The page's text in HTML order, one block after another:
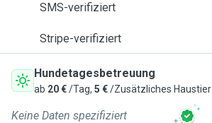
SMS-verifiziert
Stripe-verifiziert
Hundetagesbetreuung
ab 20 €/Tag, 5 €/Zusätzliches Haustier
Keine Daten spezifiziert